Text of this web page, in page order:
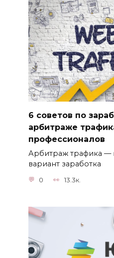
6 советов по
арбитраже
профессионалов
Арбитраж трафика —
вариант заработка
0 13.3к.